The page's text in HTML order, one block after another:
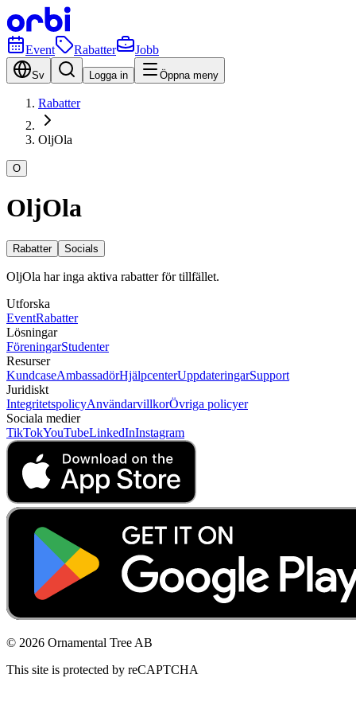
Event Rabatter Jobb
Sv Logga in Öppna meny
Rabatter
OljOla
O
OljOla
Rabatter Socials
OljOla har inga aktiva rabatter för tillfället.
Utforska
EventRabatter
Lösningar
FöreningarStudenter
Resurser
KundcaseAmbassadörHjälpcenterUppdateringarSupport
Juridiskt
IntegritetspolicyAnvändarvillkorÖvriga policyer
Sociala medier
TikTokYouTubeLinkedInInstagram
© 2026 Ornamental Tree AB
This site is protected by reCAPTCHA